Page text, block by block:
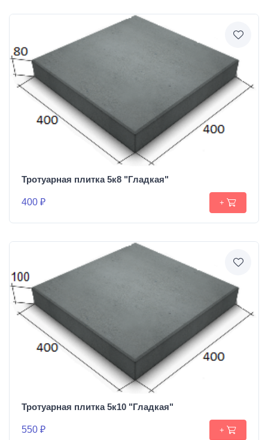
Тротуарная плитка 5к8 "Гладкая"
400 ₽ +
Тротуарная плитка 5к10 "Гладкая"
550 ₽ +